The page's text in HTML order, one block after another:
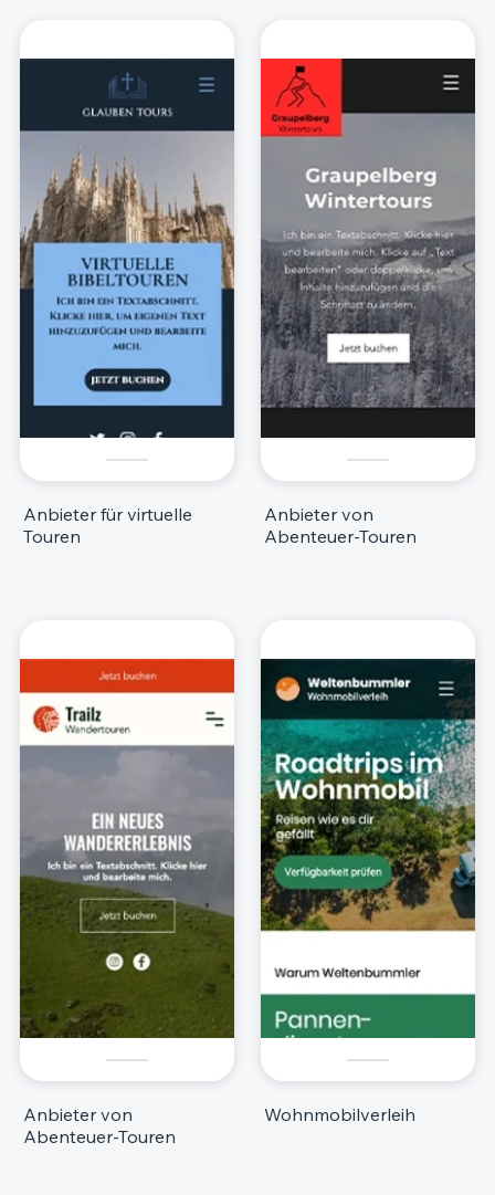
Anbieter für virtuelle
Touren
Anbieter von
Abenteuer-Touren
Anbieter von
Abenteuer-Touren
Wohnmobilverleih